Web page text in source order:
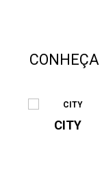
CITY